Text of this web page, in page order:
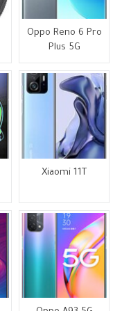
Oppo Reno 6 Pro
Plus 5G
Xiaomi 11T